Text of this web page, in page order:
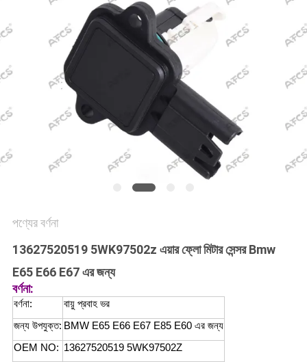
উদ্ধৃতি
অনুরোধ
করুন
সাইট
ম্যাপ
নীতি
পণ্যের বর্ণনা
13627520519 5WK97502z এয়ার ফ্লো মিটার সেন্সর Bmw
E65 E66 E67 এর জন্য
বর্ণনা:
বর্ণনা:
বায়ু প্রবাহ ভর
জন্য উপযুক্ত: BMW E65 E66 E67 E85 E60 এর জন্য
OEM NO: 13627520519 5WK97502Z